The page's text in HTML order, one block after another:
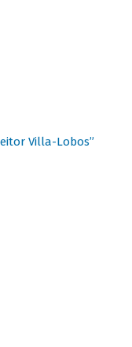
Villa-Lobos”